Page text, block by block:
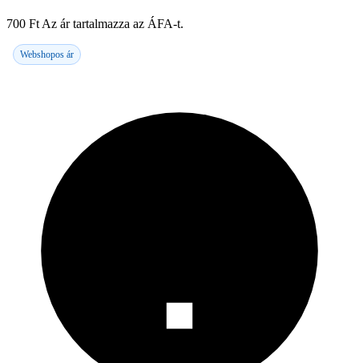
700 Ft Az ár tartalmazza az ÁFA-t.
Webshopos ár